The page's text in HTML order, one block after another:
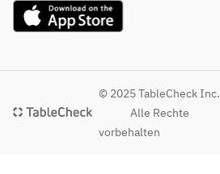
© 2025 TableCheck Inc.
Alle Rechte
vorbehalten